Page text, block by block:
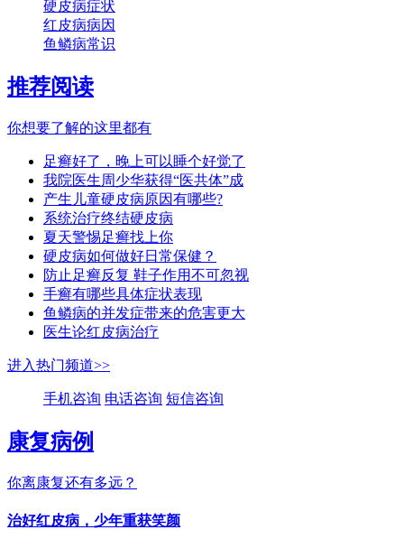
硬皮病症状
红皮病病因
鱼鳞病常识
推荐阅读
你想要了解的这里都有
足癣好了，晚上可以睡个好觉了
我院医生周少华获得“医共体”成
产生儿童硬皮病原因有哪些?
系统治疗终结硬皮病
夏天警惕足癣找上你
硬皮病如何做好日常保健？
防止足癣反复 鞋子作用不可忽视
手癣有哪些具体症状表现
鱼鳞病的并发症带来的危害更大
医生论红皮病治疗
进入热门频道>>
手机咨询 电话咨询 短信咨询
康复病例
你离康复还有多远？
治好红皮病，少年重获笑颜